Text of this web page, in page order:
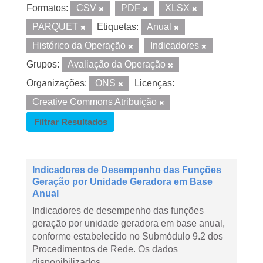
Formatos: CSV PDF
XLSX
PARQUET
Etiquetas:
Anual
Histórico da Operação
Indicadores
Grupos:
Avaliação da Operação
Organizações:
ONS
Licenças:
Creative Commons Atribuição
Filtrar Resultados
Indicadores de Desempenho das Funções
Geração por Unidade Geradora em Base
Anual
Indicadores de desempenho das funções
geração por unidade geradora em base anual,
conforme estabelecido no Submódulo 9.2 dos
Procedimentos de Rede. Os dados